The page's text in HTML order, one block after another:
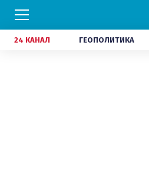
24 КАНАЛ ГЕОПОЛИТИКА